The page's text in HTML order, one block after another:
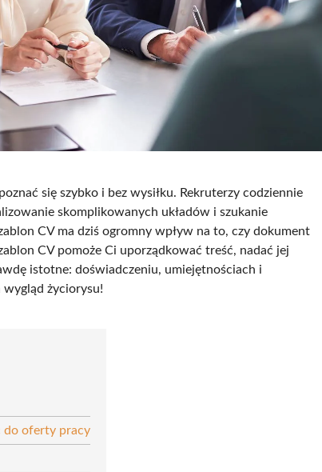
się szybko i bez wysiłku. Rekruterzy codziennie
skomplikowanych układów i szukanie
CV ma dziś ogromny wpływ na to, czy dokument
CV pomoże Ci uporządkować treść, nadać jej
istotne: doświadczeniu, umiejętnościach i
wygląd życiorysu!
do oferty pracy